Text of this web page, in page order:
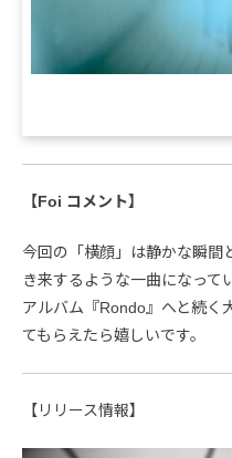
【Foi コメント】
今回の「横顔」は静かな瞬間
き来するような一曲になって
アルバム『Rondo』へと続く
てもらえたら嬉しいです。
【リリース情報】